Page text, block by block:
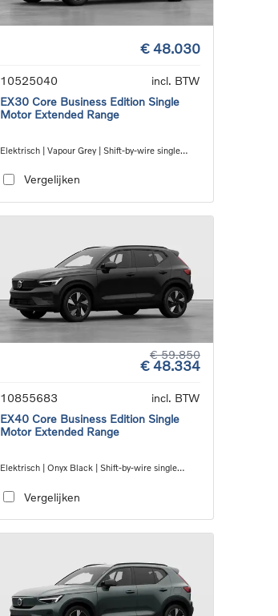
€ 48.030
10525040
incl. BTW
EX30 Core Business Edition Single
Motor Extended Range
Elektrisch | Vapour Grey | Shift-by-wire single
Vergelijken
€ 59.850
€ 48.334
10855683
incl. BTW
EX40 Core Business Edition Single
Motor Extended Range
Elektrisch | Onyx Black | Shift-by-wire single
Vergelijken